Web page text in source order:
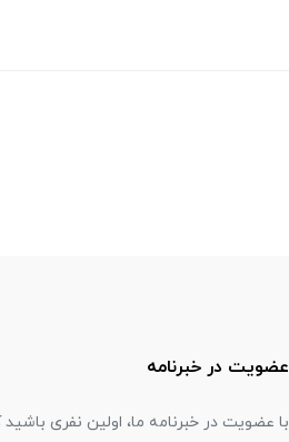
عضویت در خبرنامه
با عضویت در خبرنامه ما، اولین نفری